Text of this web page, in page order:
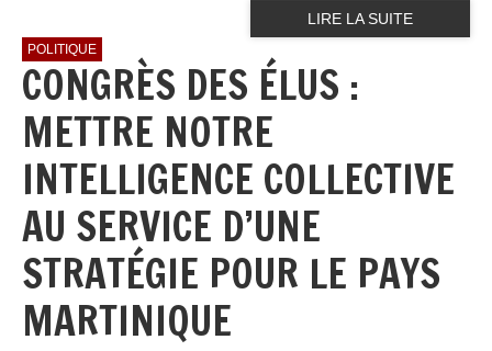
LIRE LA SUITE
POLITIQUE
CONGRÈS DES ÉLUS :
METTRE NOTRE
INTELLIGENCE COLLECTIVE
AU SERVICE D’UNE
STRATÉGIE POUR LE PAYS
MARTINIQUE